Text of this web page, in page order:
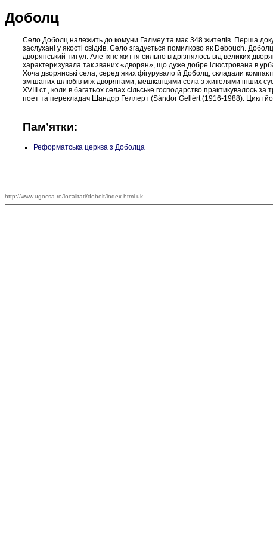
Доболц
Село Доболц належить до комуни Галмеу та має 348 жителів. Перша
заслухані у якості свідків. Село згадується помилково як Debouch.
дворянський титул. Але їхнє життя сильно відрізнялось від великих
характеризувала так званих «дворян», що дуже добре ілюстрована в
Хоча дворянські села, серед яких фігурувало й Доболц, складали
змішаних шлюбів між дворянами, мешканцями села з жителями інших
XVIII ст., коли в багатьох селах сільське господарство практикувалось
поет та перекладач Шандор Геллерт (Sándor Gellért (1916-1988). Цикл
Пам’ятки:
Реформатська церква з Доболца
http://www.ugocsa.ro/localitati/dobolt/index.html.uk